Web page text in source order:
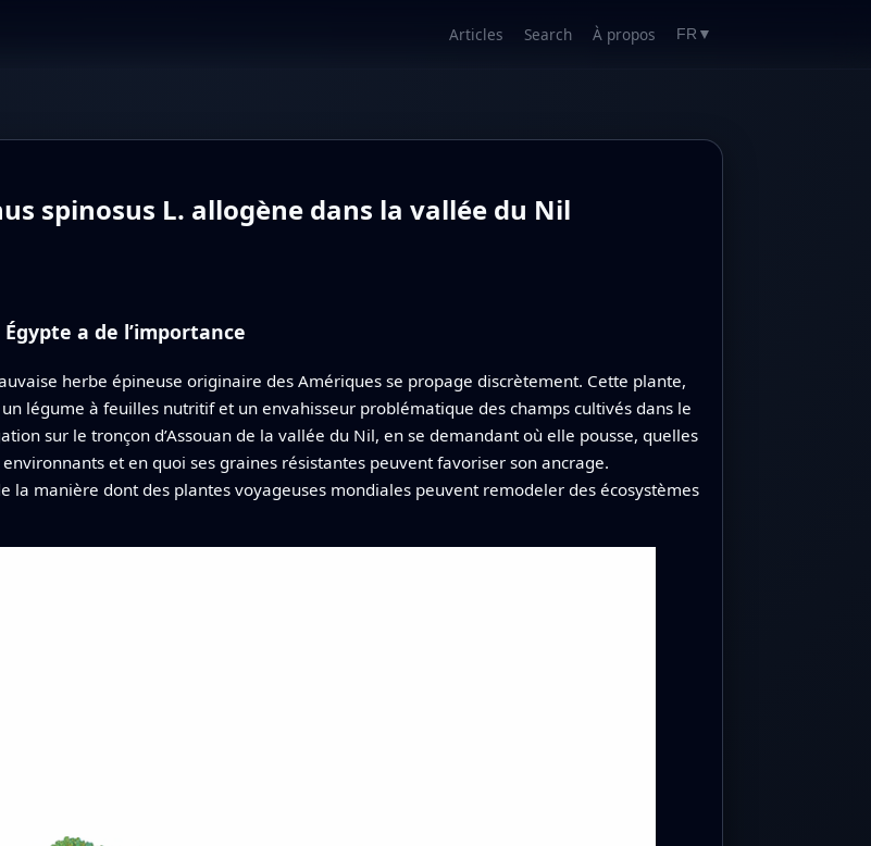
Articles Search À propos FR ▼
spinosus L. allogène dans la vallée du Nil
a de l’importance
herbe épineuse originaire des Amériques se propage discrètement. Cette plante,
légume à feuilles nutritif et un envahisseur problématique des champs cultivés dans le
sur le tronçon d’Assouan de la vallée du Nil, en se demandant où elle pousse, quelles
et en quoi ses graines résistantes peuvent favoriser son ancrage.
manière dont des plantes voyageuses mondiales peuvent remodeler des écosystèmes